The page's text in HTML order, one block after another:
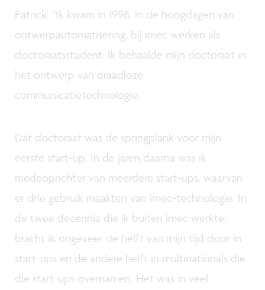
Patrick: "Ik kwam in 1996, in de hoogdagen van
ontwerpautomatisering, bij imec werken als
doctoraatsstudent. Ik behaalde mijn doctoraat in
het ontwerp van draadloze
communicatietechnologie.
Dat doctoraat was de springplank voor mijn
eerste start-up. In de jaren daarna was ik
medeoprichter van meerdere start-ups, waarvan
er drie gebruik maakten van imec-technologie. In
de twee decennia die ik buiten imec werkte,
bracht ik ongeveer de helft van mijn tijd door in
start-ups en de andere helft in multinationals die
die start-ups overnamen. Het was in veel